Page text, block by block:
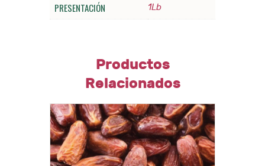
PRESENTACIÓN 1Lb
Productos
Relacionados